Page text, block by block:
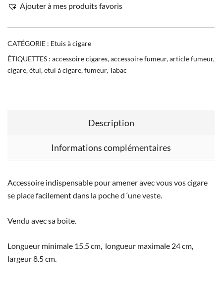
Ajouter à mes produits favoris
CATÉGORIE : Etuis à cigare
ÉTIQUETTES : accessoire cigares,accessoire fumeur,article fumeur,
cigare,étui,etui à cigare,fumeur,Tabac
Description
Informations complémentaires
Accessoire indispensable pour amener avec vous vos cigare
se place facilement dans la poche d ‘une veste.
Vendu avec sa boite.
Longueur minimale 15.5 cm, longueur maximale 24 cm,
largeur 8.5 cm.